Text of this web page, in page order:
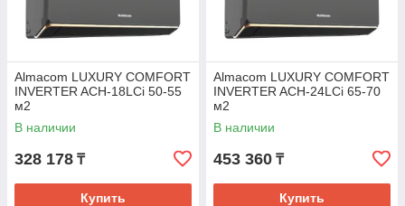
Almacom LUXURY COMFORT
INVERTER ACH-18LCi 50-55
м2
В наличии
328 178 ₸
Купить
Almacom LUXURY COMFORT
INVERTER ACH-24LCi 65-70
м2
В наличии
453 360 ₸
Купить